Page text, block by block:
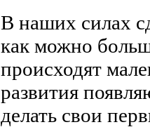
В наших силах
как можно
происходят
развития
делать свои